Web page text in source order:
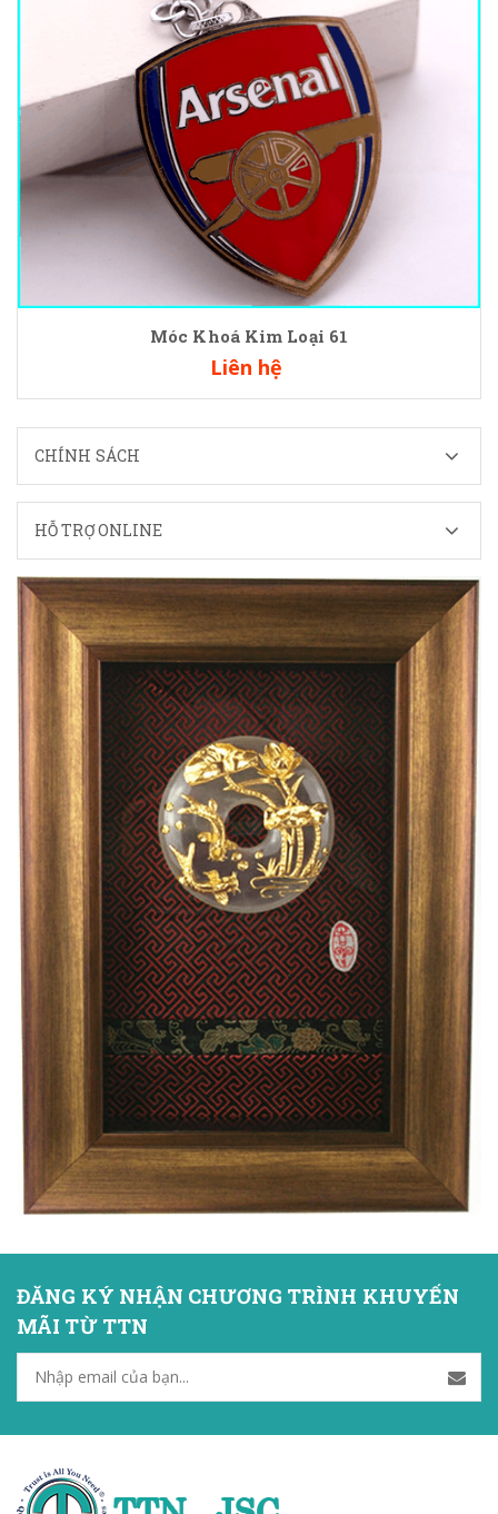
Móc Khoá Kim Loại 61
Liên hệ
CHÍNH SÁCH
HỖ TRỢ ONLINE
ĐĂNG KÝ NHẬN CHƯƠNG TRÌNH KHUYẾN
MÃI TỪ TTN